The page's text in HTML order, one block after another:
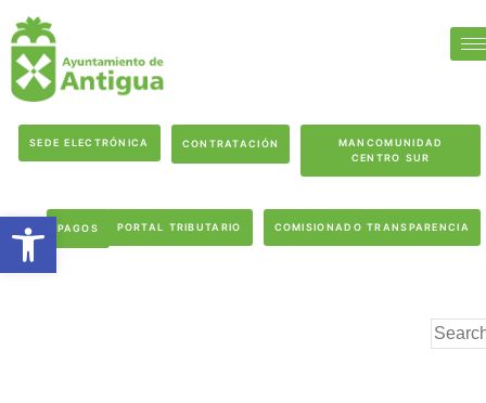
SEDE ELECTRÓNICA CONTRATACIÓN
MANCOMUNIDAD
CENTRO SUR
PAGOS PORTAL TRIBUTARIO COMISIONADO TRANSPARENCIA
Abrir barra de herramientas